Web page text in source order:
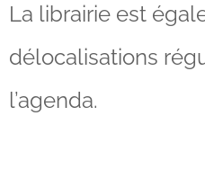
La librairie est
délocalisations
l’agenda.